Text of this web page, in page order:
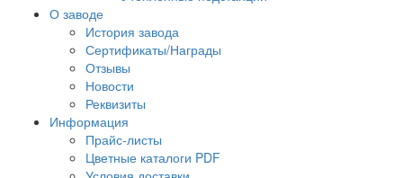
О заводе
История завода
Сертификаты/Награды
Отзывы
Новости
Реквизиты
Информация
Прайс-листы
Цветные каталоги PDF